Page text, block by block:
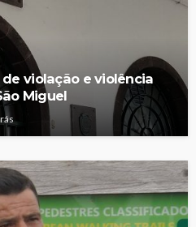
de violação e violência
Miguel